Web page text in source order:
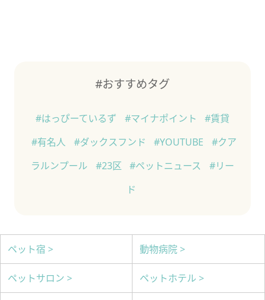
#おすすめタグ
#はっぴーているず #マイナポイント
#賃貸
#有名人
#ダックスフンド #YOUTUBE
#クア
ラルンプール
#23区 #ペットニュース
#リー
ド
ペット宿 > 動物病院 >
ペットサロン > ペットホテル >